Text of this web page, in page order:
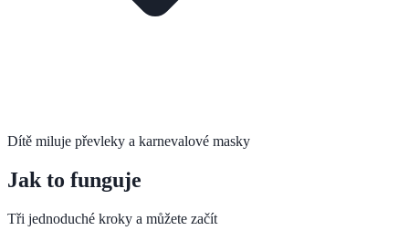
Dítě miluje převleky a karnevalové masky
Jak to funguje
Tři jednoduché kroky a můžete začít